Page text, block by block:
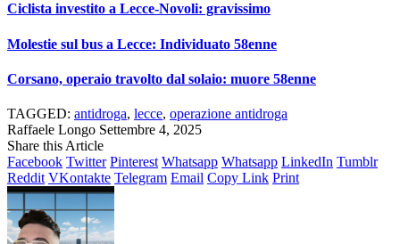
Ciclista investito a Lecce-Novoli: gravissimo
Molestie sul bus a Lecce: Individuato 58enne
Corsano, operaio travolto dal solaio: muore 58enne
TAGGED: antidroga, lecce, operazione antidroga
Raffaele Longo Settembre 4, 2025
Share this Article
Facebook Twitter Pinterest Whatsapp Whatsapp LinkedIn Tumblr
Reddit VKontakte Telegram Email Copy Link Print